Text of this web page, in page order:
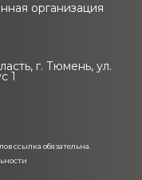
организация
г. Тюмень, ул.
1
ссылка обязательна.